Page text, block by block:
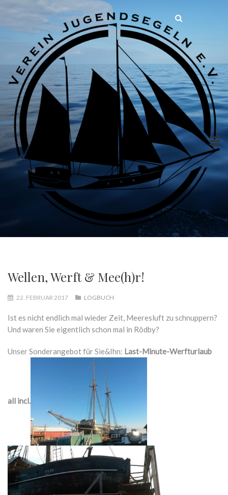
Wellen, Werft & Mee(h)r!
22. FEBRUAR 2017 LOGBUCH
Ist es nicht endlich mal wieder Zeit, Meeresluft zu schnuppern?
Und waren Sie eigentlich schon mal in Rödby?
Unser Sonderangebot für Sie&Ihn: Last-Minute-Werfturlaub
all incl.